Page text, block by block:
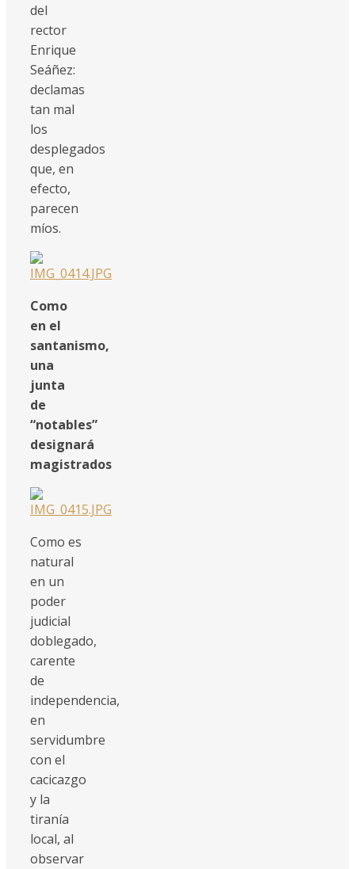
del
rector
Enrique
Seáñez:
declamas
tan mal
los
desplegados
que, en
efecto,
parecen
míos.
Como
en el
santanismo,
una
junta
de
“notables”
designará
magistrados
Como es
natural
en un
poder
judicial
doblegado,
carente
de
independencia,
en
servidumbre
con el
cacicazgo
y la
tiranía
local, al
observar